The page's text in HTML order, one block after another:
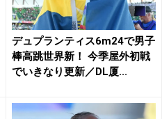
デュプランティス6m24で男子
棒高跳世界新！ 今季屋外初戦
でいきなり更新／DL厦...